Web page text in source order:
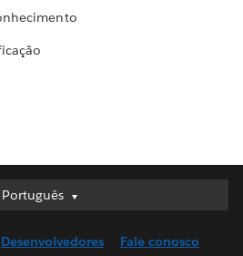
Português
Português
English (UK)
Desenvolvedores Fale conosco